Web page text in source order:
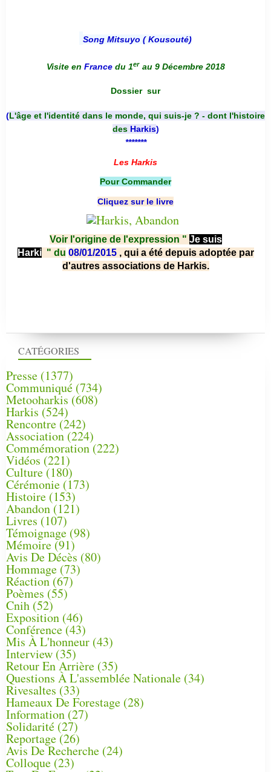
CATÉGORIES
Presse (1377)
Communiqué (734)
Metooharkis (608)
Harkis (524)
Rencontre (242)
Association (224)
Commémoration(222)
Vidéos (221)
Culture(180)
Cérémonie (173)
Histoire (153)
Abandon(121)
Livres (107)
Témoignage (98)
Mémoire (91)
Avis De Décès (80)
Hommage (73)
Réaction(67)
Poèmes (55)
Cnih (52)
Exposition (46)
Conférence(43)
Mis À L'honneur (43)
Interview (35)
Retour En Arrière (35)
Questions À L'assemblée Nationale (34)
Rivesaltes (33)
Hameaux De Forestage (28)
Information (27)
Solidarité (27)
Reportage(26)
Avis De Recherche (24)
Colloque (23)
Song Mitsuyo ( Kousouté)
Visite en France du 1er au 9 Décembre 2018
Dossier sur
(L'âge et l'identité dans le monde, qui suis-je ? - dont l'histoire
des Harkis)
*******
Les Harkis
Pour Commander
Cliquez sur le livre
Voir l'origine de l'expression " Je suis
Harki " du 08/01/2015 , qui a été depuis adoptée par
d'autres associations de Harkis.